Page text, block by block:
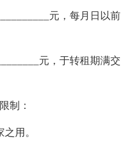
元，每月日以前
元，于转租期满交
制：
用。